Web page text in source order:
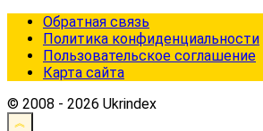
Обратная связь
Политика конфиденциальности
Пользовательское соглашение
Карта сайта
© 2008 - 2026 Ukrindex